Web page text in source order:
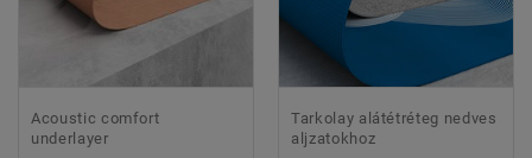
Acoustic comfort
underlayer
Tarkolay alátétréteg nedves
aljzatokhoz